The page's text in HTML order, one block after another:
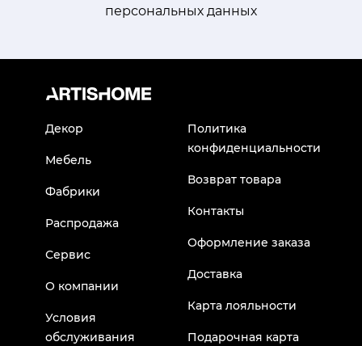
персональных данных
Декор
Мебель
Фабрики
Распродажа
Сервис
О компании
Условия
обслуживания
Политика
конфиденциальности
Возврат товара
Контакты
Оформление заказа
Доставка
Карта лояльности
Подарочная карта